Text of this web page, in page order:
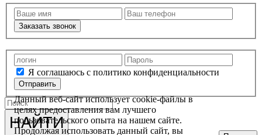
Заказать звонок
Я соглашаюсь с политико конфиденциальности
Отправить
НАЙТИ
Данный веб-сайт использует cookie-файлы в
целях предоставления вам лучшего
пользовательского опыта на нашем сайте.
Продолжая использовать данный сайт, вы